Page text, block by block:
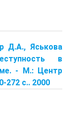
Д.А., Яськова
в
- М.: Центр
272 с.. 2000